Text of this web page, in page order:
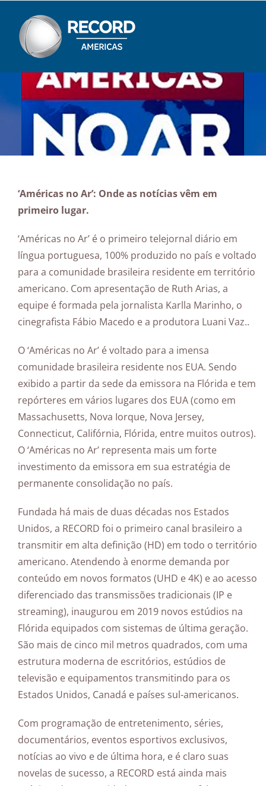
content
‘Américas no Ar’: Onde as notícias vêm em
primeiro lugar.
‘Américas no Ar’ é o primeiro telejornal diário em
língua portuguesa, 100% produzido no país e voltado
para a comunidade brasileira residente em território
americano. Com apresentação de Ruth Arias, a
equipe é formada pela jornalista Karlla Marinho, o
cinegrafista Fábio Macedo e a produtora Luani Vaz..
O ‘Américas no Ar’ é voltado para a imensa
comunidade brasileira residente nos EUA. Sendo
exibido a partir da sede da emissora na Flórida e tem
repórteres em vários lugares dos EUA (como em
Massachusetts, Nova Iorque, Nova Jersey,
Connecticut, Califórnia, Flórida, entre muitos outros).
O ‘Américas no Ar’ representa mais um forte
investimento da emissora em sua estratégia de
permanente consolidação no país.
Fundada há mais de duas décadas nos Estados
Unidos, a RECORD foi o primeiro canal brasileiro a
transmitir em alta definição (HD) em todo o território
americano. Atendendo à enorme demanda por
conteúdo em novos formatos (UHD e 4K) e ao acesso
diferenciado das transmissões tradicionais (IP e
streaming), inaugurou em 2019 novos estúdios na
Flórida equipados com sistemas de última geração.
São mais de cinco mil metros quadrados, com uma
estrutura moderna de escritórios, estúdios de
televisão e equipamentos transmitindo para os
Estados Unidos, Canadá e países sul-americanos.
Com programação de entretenimento, séries,
documentários, eventos esportivos exclusivos,
notícias ao vivo e de última hora, e é claro suas
novelas de sucesso, a RECORD está ainda mais